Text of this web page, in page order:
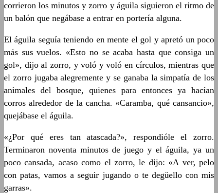
corrieron los minutos y zorro y águila siguieron el ritmo de
un balón que negábase a entrar en portería alguna.
El águila seguía teniendo en mente el gol y apretó un poco
más sus vuelos. «Esto no se acaba hasta que consiga un
gol», dijo al zorro, y voló y voló en círculos, mientras que
el zorro jugaba alegremente y se ganaba la simpatía de los
animales del bosque, quienes para entonces ya hacían
corros alrededor de la cancha. «Caramba, qué cansancio»,
quejábase el águila.
«¿Por qué eres tan atascada?», respondióle el zorro.
Terminaron noventa minutos de juego y el águila, ya un
poco cansada, acaso como el zorro, le dijo: «A ver, pelo
con patas, vamos a seguir jugando o te degüello con mis
garras».